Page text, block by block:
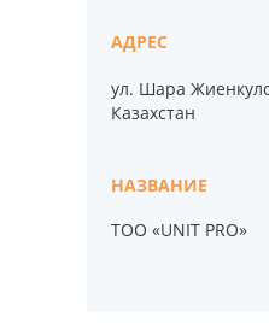
ул. Шара
Казахстан
ТОО «UNIT PRO»